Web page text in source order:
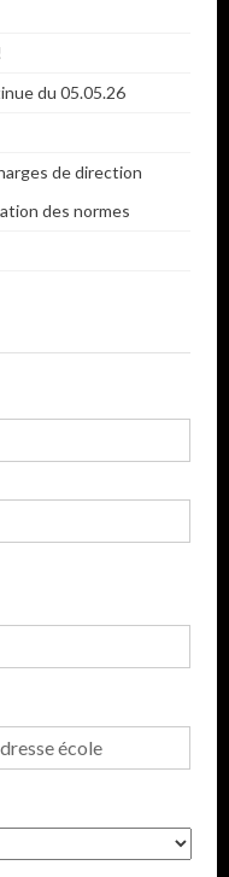
du 05.05.26
de direction
des normes